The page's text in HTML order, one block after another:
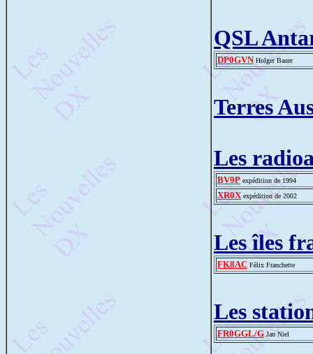
QSL
DP0GVN Holger Bauer
Terres
Les
BV9P expédition de 1994
XR0X expédition de 2002
Les îles
FK8AC Félix Franchette
Les
FR0GGL/G Jan Niel